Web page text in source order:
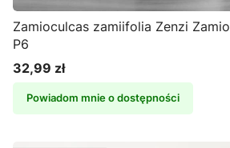
Zamioculcas zamiifolia Zenzi
P6
Cena
32,99 zł
Powiadom mnie o dostępności